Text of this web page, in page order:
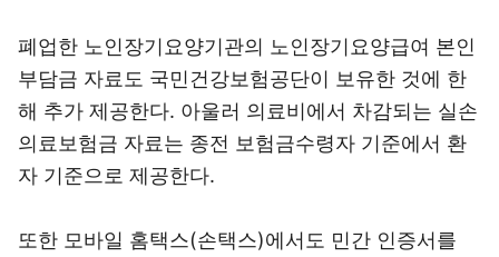
폐업한 노인장기요양기관의 노인장기요양급여 본인
부담금 자료도 국민건강보험공단이 보유한 것에 한
해 추가 제공한다. 아울러 의료비에서 차감되는 실손
의료보험금 자료는 종전 보험금수령자 기준에서 환
자 기준으로 제공한다.
또한 모바일 홈택스(손택스)에서도 민간 인증서를